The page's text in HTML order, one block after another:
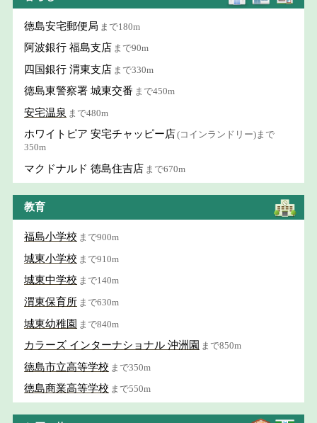
徳島安宅郵便局 まで180m
阿波銀行 福島支店 まで90m
四国銀行 渭東支店 まで330m
徳島東警察署 城東交番 まで450m
安宅温泉 まで480m
ホワイトピア 安宅チャッピー店(コインランドリー)まで
350m
マクドナルド 徳島住吉店 まで670m
教育
福島小学校 まで900m
城東小学校 まで910m
城東中学校 まで140m
渭東保育所 まで630m
城東幼稚園 まで840m
カラーズ インターナショナル 沖洲園 まで850m
徳島市立高等学校 まで350m
徳島商業高等学校 まで550m